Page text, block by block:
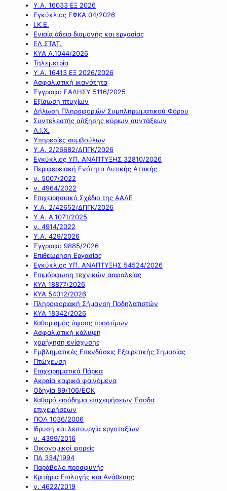
Υ.Α. 16033 ΕΞ 2026
Εγκύκλιος ΕΦΚΑ 04/2026
Ι.Κ.Ε.
Ενιαία άδεια διαμονής και εργασίας
ΕΛ.ΣΤΑΤ.
ΚΥΑ Α.1044/2026
Τηλεμετρία
Υ.Α. 16413 ΕΞ 2026/2026
Ασφαλιστική ικανότητα
Έγγραφο ΕΑΔΗΣΥ 5116/2025
Εξίσωση πτυχίων
Δήλωση Πληροφοριών Συμπληρωματικού Φόρου
Συντελεστής αύξησης κύριων συντάξεων
Λ.Ι.Χ.
Υπηρεσίες συμβούλων
Υ.Α. 2/26682/ΔΠΓΚ/2026
Εγκύκλιος ΥΠ. ΑΝΑΠΤΥΞΗΣ 32810/2026
Περιφερειακή Ενότητα Δυτικής Αττικής
ν. 5007/2022
ν. 4964/2022
Επιχειρησιακό Σχέδιο της ΑΑΔΕ
Υ.Α. 2/42652/ΔΠΓΚ/2026
Υ.Α. Α.1071/2025
ν. 4914/2022
Υ.Α. 429/2026
Έγγραφο 9885/2026
Επιθεώρηση Εργασίας
Εγκύκλιος ΥΠ. ΑΝΑΠΤΥΞΗΣ 54524/2026
Επιμόρφωση τεχνικών ασφαλείας
ΚΥΑ 18877/2026
ΚΥΑ 54012/2026
Πληροφοριακή Σήμανση Ποδηλατιστών
ΚΥΑ 18342/2026
Καθορισμός ύψους προστίμων
Ασφαλιστική κάλυψη
χορήγηση ενίσχυσης
Εμβληματικές Επενδύσεις Εξαιρετικής Σημασίας
Πτώχευση
Επιχειρηματικά Πάρκα
Ακραία καιρικά φαινόμενα
Οδηγία 89/106/ΕΟΚ
Καθαρό εισόδημα επιχειρήσεων Έσοδα
επιχειρήσεων
ΠΟΛ 1036/2006
Ιδρυση και λειτουργία εργοταξίων
ν. 4399/2016
Οικονομικοί φορείς
ΠΔ 334/1994
Παράβολο προσφυγής
Κριτήρια Επιλογής και Ανάθεσης
ν. 4622/2019